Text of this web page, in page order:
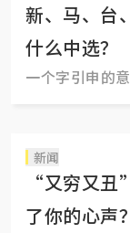
新、马、台
什么中选？
一个字引申的
新闻
“又穷又丑
了你的心声？